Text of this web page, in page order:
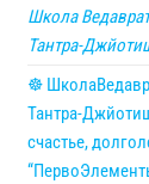
Школа
Тантра-
☸
Тантра-
счастье,